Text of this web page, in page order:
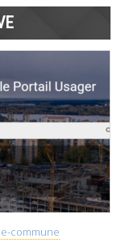
commune